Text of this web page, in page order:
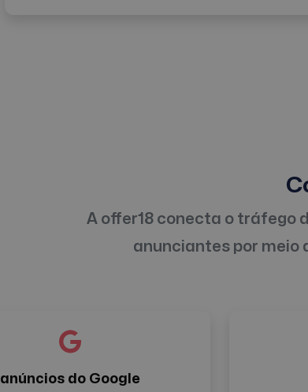
A offer18 conecta o tráfego
anunciantes por meio
anúncios do Google